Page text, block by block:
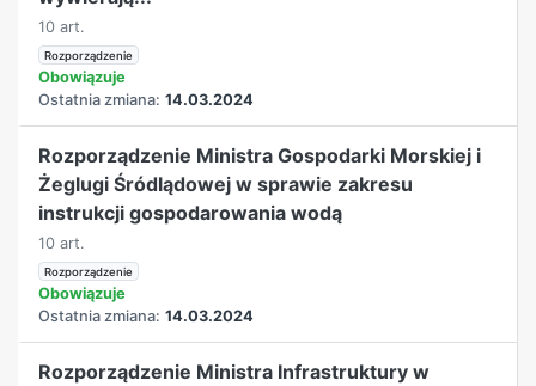
10 art.
Rozporządzenie
Obowiązuje
Ostatnia zmiana: 14.03.2024
Rozporządzenie Ministra Gospodarki Morskiej i
Żeglugi Śródlądowej w sprawie zakresu
instrukcji gospodarowania wodą
10 art.
Rozporządzenie
Obowiązuje
Ostatnia zmiana: 14.03.2024
Rozporządzenie Ministra Infrastruktury w